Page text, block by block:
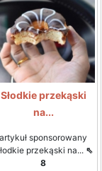
Słodkie przekąski
na...
artykuł sponsorowany
przekąski na... ⇖
8